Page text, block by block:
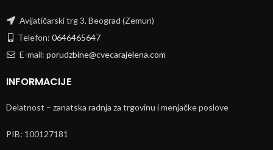
Avijatičarski trg 3, Beograd (Zemun)
Telefon: 0646465647
E-mail: porudzbine@cvecarajelena.com
INFORMACIJE
Delatnost – zanatska radnja za trgovinu i menjačke poslove
PIB: 100127181